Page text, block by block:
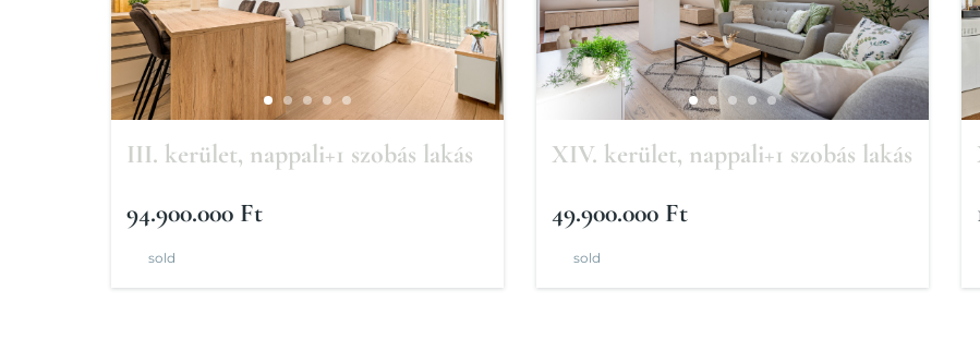
III. kerület, nappali+1 szobás lakás
94.900.000 Ft
sold
XIV. kerület, nappali+1 szobás lakás
49.900.000 Ft
sold